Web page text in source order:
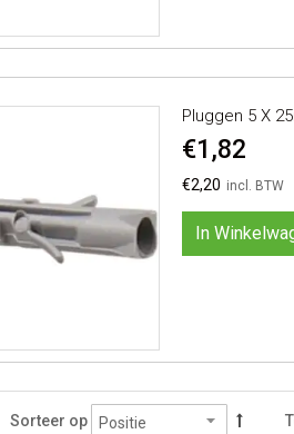
Pluggen 5 X
€2,20
€1,82
In
Sorteer op